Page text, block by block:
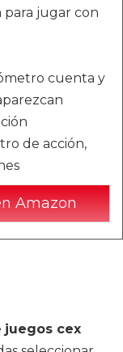
para jugar con
cuenta y
de acción,
Amazon
juegos cex